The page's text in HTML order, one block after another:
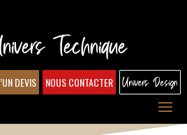
Technique
DEVIS NOUS CONTACTER Univers Design